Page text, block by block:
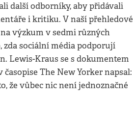
další odborníky, aby přidávali
i kritiku. V naší přehledové
výzkum v sedmi různých
zda sociální média podporují
Lewis-Kraus se s dokumentem
The New Yorker napsal:
že vůbec nic není jednoznačné